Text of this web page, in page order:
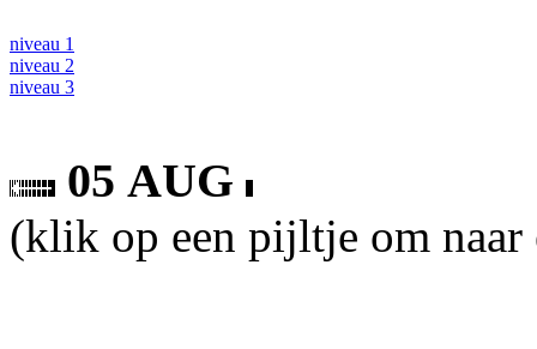
niveau 1
niveau 2
niveau 3
05 AUG
(klik op een pijltje om naar